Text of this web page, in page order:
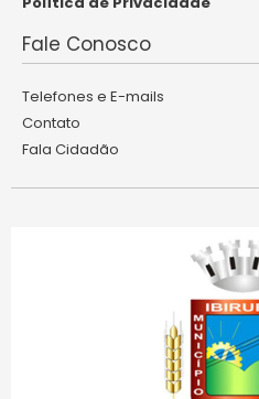
Fale Conosco
Telefones e E-mails
Contato
Fala Cidadão